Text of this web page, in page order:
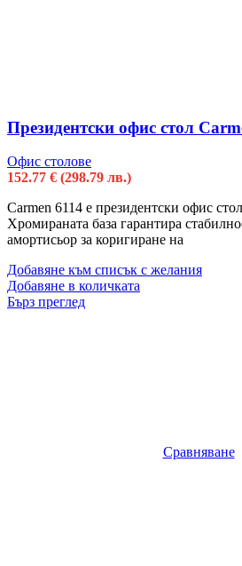
Президентски офис стол
Офис столове
152.77 € (298.79 лв.)
Carmen 6114 е президентски офис
Хромираната база гарантира
амортисьор за коригиране на
Добавяне към списък с желания
Добавяне в количката
Бърз преглед
Сравняване